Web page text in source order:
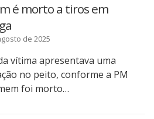
é morto a tiros em
de 2025
vítima apresentava uma
no peito, conforme a PM
foi morto…